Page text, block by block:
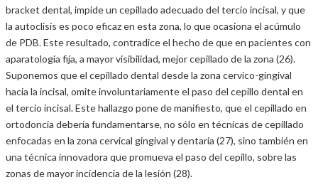
bracket dental, impide un cepillado adecuado del tercio incisal, y que
la autoclisis es poco eficaz en esta zona, lo que ocasiona el acúmulo
de PDB. Este resultado, contradice el hecho de que en pacientes con
aparatología fija, a mayor visibilidad, mejor cepillado de la zona (26).
Suponemos que el cepillado dental desde la zona cervico-gingival
hacia la incisal, omite involuntariamente el paso del cepillo dental en
el tercio incisal. Este hallazgo pone de manifiesto, que el cepillado en
ortodoncia debería fundamentarse, no sólo en técnicas de cepillado
enfocadas en la zona cervical gingival y dentaria (27), sino también en
una técnica innovadora que promueva el paso del cepillo, sobre las
zonas de mayor incidencia de la lesión (28).